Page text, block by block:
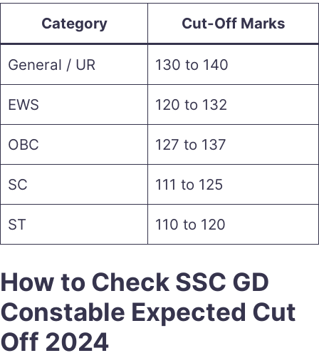
Category Cut-Off Marks
General / UR 130 to 140
EWS 120 to 132
OBC 127 to 137
SC 111 to 125
ST 110 to 120
How to Check SSC GD
Constable Expected Cut
Off 2024